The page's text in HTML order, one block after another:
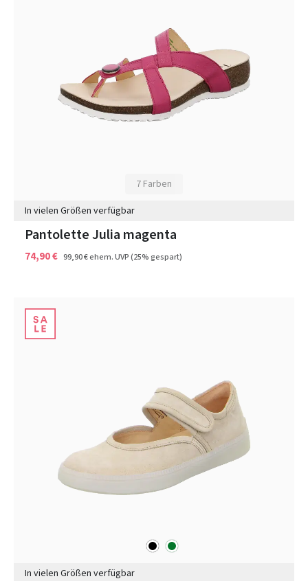
7 Farben
In vielen Größen verfügbar
Pantolette Julia magenta
74,90 € 99,90 €ehem. UVP(25% gespart)
schwarz
grün
In vielen Größen verfügbar